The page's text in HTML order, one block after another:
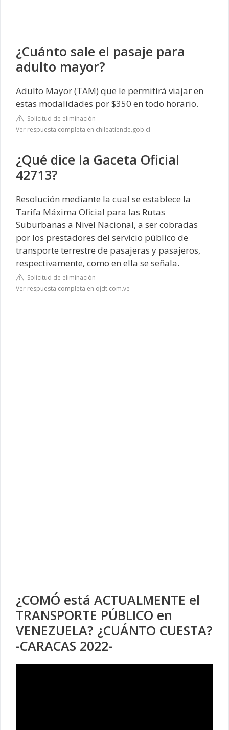
¿Cuánto sale el pasaje para
adulto mayor?
Adulto Mayor (TAM) que le permitirá viajar en
estas modalidades por $350 en todo horario.
Solicitud de eliminación
Ver respuesta completa en chileatiende.gob.cl
¿Qué dice la Gaceta Oficial
42713?
Resolución mediante la cual se establece la
Tarifa Máxima Oficial para las Rutas
Suburbanas a Nivel Nacional, a ser cobradas
por los prestadores del servicio público de
transporte terrestre de pasajeras y pasajeros,
respectivamente, como en ella se señala.
Solicitud de eliminación
Ver respuesta completa en ojdt.com.ve
¿COMÓ está ACTUALMENTE el
TRANSPORTE PÚBLICO en
VENEZUELA? ¿CUÁNTO CUESTA?
-CARACAS 2022-